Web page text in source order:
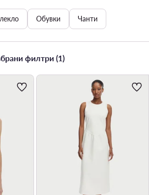
Обувки Чанти
филтри (1)